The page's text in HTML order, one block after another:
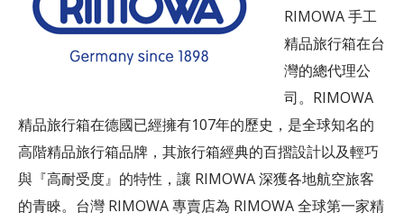
客服中心
RIMOWA 手工
精品旅行箱在台
灣的總代理公
司。RIMOWA
精品旅行箱在德國已經擁有107年的歷史，是全球知名的
高階精品旅行箱品牌，其旅行箱經典的百摺設計以及輕巧
與『高耐受度』的特性，讓 RIMOWA 深獲各地航空旅客
的青睞。台灣 RIMOWA 專賣店為 RIMOWA 全球第一家精